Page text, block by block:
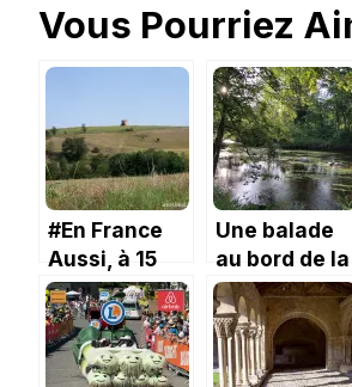
Vous Pourriez
#En France
Aussi, à 15
km de chez
moi : la
chapelle de
la Gleysette.
Une balade
au bord de la
Vienne